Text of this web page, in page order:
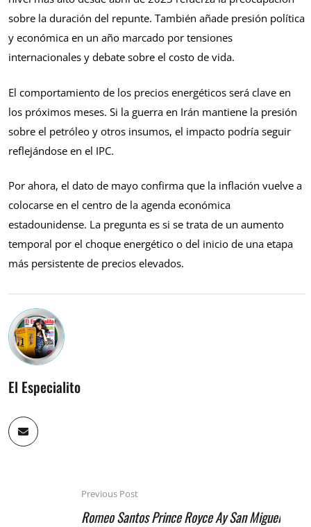
sobre la duración del repunte. También añade presión política
y económica en un año marcado por tensiones
internacionales y debate sobre el costo de vida.
El comportamiento de los precios energéticos será clave en
los próximos meses. Si la guerra en Irán mantiene la presión
sobre el petróleo y otros insumos, el impacto podría seguir
reflejándose en el IPC.
Por ahora, el dato de mayo confirma que la inflación vuelve a
colocarse en el centro de la agenda económica
estadounidense. La pregunta es si se trata de un aumento
temporal por el choque energético o del inicio de una etapa
más persistente de precios elevados.
El Especialito
Previous Post
Romeo Santos Prince Royce Ay San Miguel